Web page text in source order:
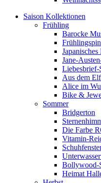
Saison Kollektionen
Frühling
Barocke
Jane-
Liebesbrief-
Aus dem
Alice im
Bike &
Sommer
Bridgerton
Die Farbe
Vitamin-
Bollywood-
Heimat